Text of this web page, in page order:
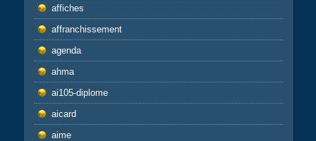
affiches
affranchissement
agenda
ahma
ai105-diplome
aicard
aime